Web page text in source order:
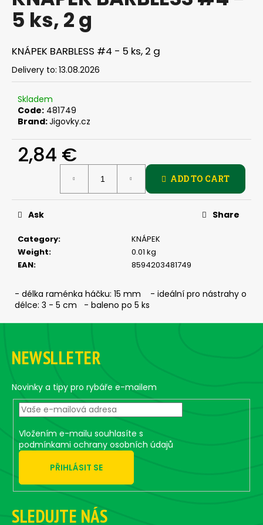
is
0,0
of
5
stars.
5 ks, 2 g
KNÁPEK BARBLESS #4 - 5 ks, 2 g
Delivery to: 13.08.2026
Skladem
Code: 481749
Brand:Jigovky.cz
2,84 €
ADD TO CART
Category:
KNÁPEK
Weight:
0.01 kg
EAN: 8594203481749
Ask Share
- délka raménka háčku: 15 mm - ideální pro nástrahy o
délce: 3 - 5 cm - baleno po 5 ks
i
n
g
f
o
?
SEARCH
W
e
c
m
m
e
JIG
-
JIGEXTRA
STANDUP
DRÁTEK
#5/0
G
€
F
NEWSLLETER
Novinky a tipy pro rybáře e-mailem
Vložením e-mailu souhlasíte s
podmínkami ochrany osobních údajů
PŘIHLÁSIT SE
SLEDUJTE NÁS